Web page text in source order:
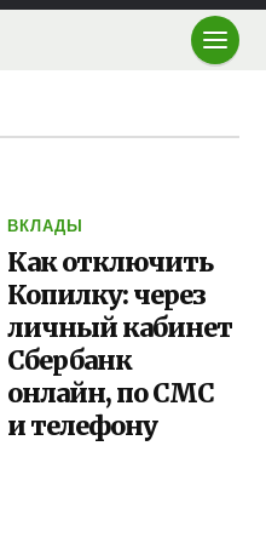
ВКЛАДЫ
Как отключить
Копилку: через
личный кабинет
Сбербанк
онлайн, по СМС
и телефону